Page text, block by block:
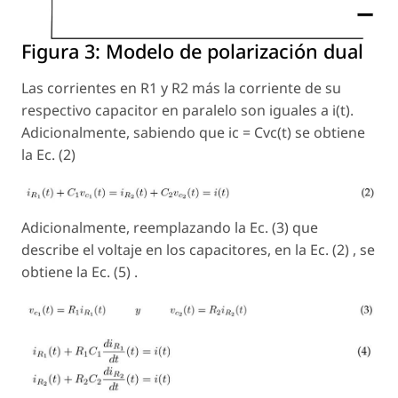
Figura 3: Modelo de polarización dual
Las corrientes en R1 y R2 más la corriente de su
respectivo capacitor en paralelo son iguales a i(t).
Adicionalmente, sabiendo que ic = Cvc(t) se obtiene
la Ec. (2)
Adicionalmente, reemplazando la Ec. (3) que
describe el voltaje en los capacitores, en la Ec. (2) , se
obtiene la Ec. (5) .